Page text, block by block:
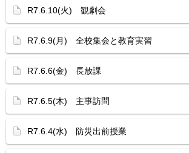
R7.6.10(火) 観劇会
R7.6.9(月) 全校集会と教育実習
R7.6.6(金) 長放課
R7.6.5(木) 主事訪問
R7.6.4(水) 防災出前授業